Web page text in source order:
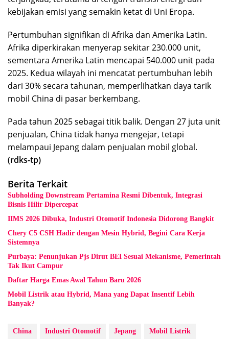
kebijakan emisi yang semakin ketat di Uni Eropa.
Pertumbuhan signifikan di Afrika dan Amerika Latin.
Afrika diperkirakan menyerap sekitar 230.000 unit,
sementara Amerika Latin mencapai 540.000 unit pada
2025. Kedua wilayah ini mencatat pertumbuhan lebih
dari 30% secara tahunan, memperlihatkan daya tarik
mobil China di pasar berkembang.
Pada tahun 2025 sebagai titik balik. Dengan 27 juta unit
penjualan, China tidak hanya mengejar, tetapi
melampaui Jepang dalam penjualan mobil global.
(rdks-tp)
Berita Terkait
Subholding Downstream Pertamina Resmi Dibentuk, Integrasi
Bisnis Hilir Dipercepat
IIMS 2026 Dibuka, Industri Otomotif Indonesia Didorong Bangkit
Chery C5 CSH Hadir dengan Mesin Hybrid, Begini Cara Kerja
Sistemnya
Purbaya: Penunjukan Pjs Dirut BEI Sesuai Mekanisme, Pemerintah
Tak Ikut Campur
Daftar Harga Emas Awal Tahun Baru 2026
Mobil Listrik atau Hybrid, Mana yang Dapat Insentif Lebih
Banyak?
China Industri Otomotif Jepang Mobil Listrik